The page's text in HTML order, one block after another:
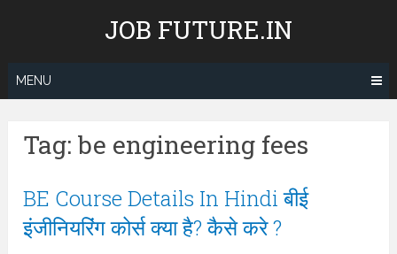
JOB FUTURE.IN
MENU
Tag:be engineering fees
BE Course Details In Hindi बीई
इंजीनियरिंग कोर्स क्या है? कैसे करे ?